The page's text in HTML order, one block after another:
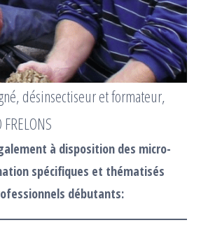
désinsectiseur et formateur,
à disposition des micro-
spécifiques et thématisés
débutants: